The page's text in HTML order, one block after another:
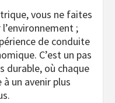
vous ne faites
;
de conduite
C’est un pas
durable, où chaque
un avenir plus